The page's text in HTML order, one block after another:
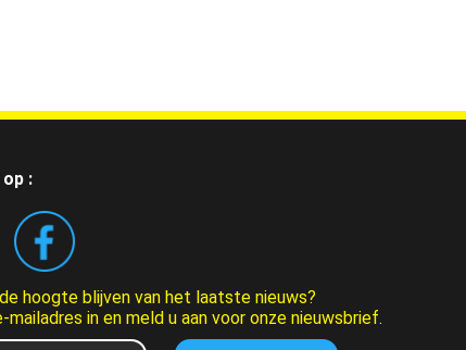
:
hoogte blijven van het laatste nieuws?
mailadres in en meld u aan voor onze nieuwsbrief.